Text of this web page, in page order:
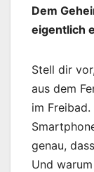
Dem
eigentlich
Stell dir
aus dem
im
genau,
Und